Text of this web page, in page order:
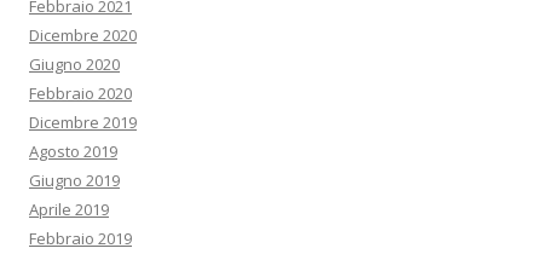
Febbraio 2021
Dicembre 2020
Giugno 2020
Febbraio 2020
Dicembre 2019
Agosto 2019
Giugno 2019
Aprile 2019
Febbraio 2019